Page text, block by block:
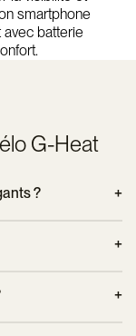
smartphone
avec batterie
G-Heat
?
En intensité
technique